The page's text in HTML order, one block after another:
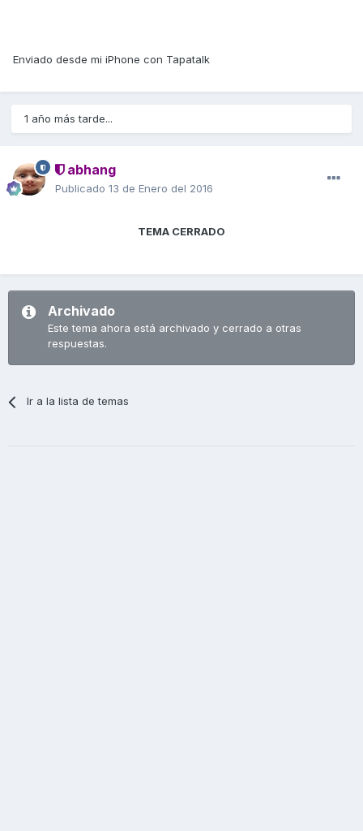
Enviado desde mi iPhone con Tapatalk
1 año más tarde...
abhang
Publicado 13 de Enero del 2016
TEMA CERRADO
Archivado
Este tema ahora está archivado y cerrado a otras
respuestas.
Ir a la lista de temas